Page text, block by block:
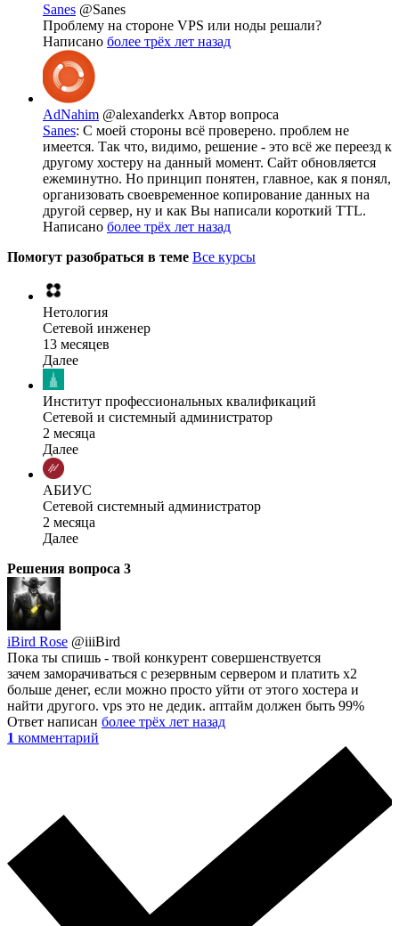
Sanes @Sanes
Проблему на стороне VPS или ноды решали?
Написано более трёх лет назад
AdNahim @alexanderkx Автор вопроса
Sanes: С моей стороны всё проверено. проблем не
имеется. Так что, видимо, решение - это всё же переезд к
другому хостеру на данный момент. Сайт обновляется
ежеминутно. Но принцип понятен, главное, как я понял,
организовать своевременное копирование данных на
другой сервер, ну и как Вы написали короткий TTL.
Написано более трёх лет назад
Помогут разобраться в теме Все курсы
Нетология
Сетевой инженер
13 месяцев
Далее
Институт профессиональных квалификаций
Сетевой и системный администратор
2 месяца
Далее
АБИУС
Сетевой системный администратор
2 месяца
Далее
Решения вопроса 3
iBird Rose @iiiBird
Пока ты спишь - твой конкурент совершенствуется
зачем заморачиваться с резервным сервером и платить x2
больше денег, если можно просто уйти от этого хостера и
найти другого. vps это не дедик. аптайм должен быть 99%
Ответ написан более трёх лет назад
1 комментарий